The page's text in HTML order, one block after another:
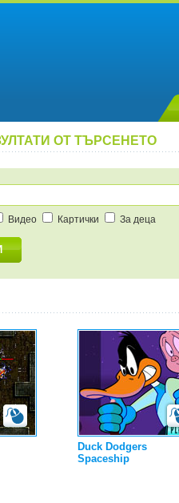
ОТ ТЪРСЕНЕТО
Видео Картички За деца
Duck Dodgers
Spaceship